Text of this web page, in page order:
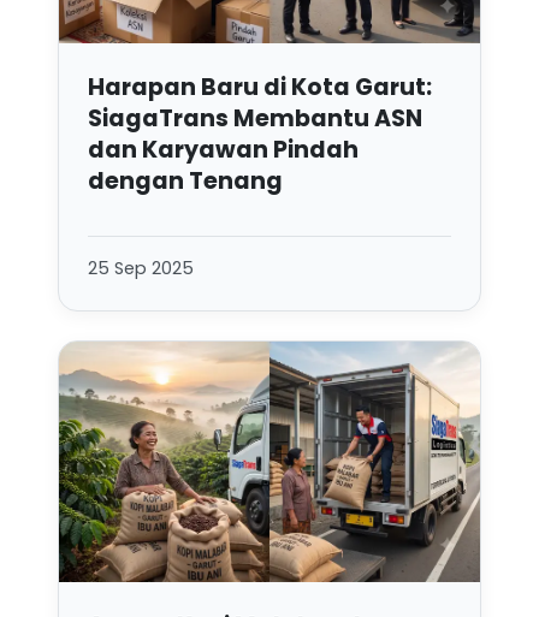
Harapan Baru di Kota Garut:
SiagaTrans Membantu ASN
dan Karyawan Pindah
dengan Tenang
25 Sep 2025